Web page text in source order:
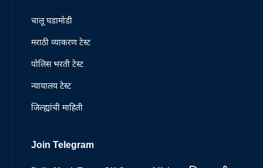
चालू घडामोडी
मराठी व्याकरण टेस्ट
पोलिस भरती टेस्ट
न्यायालय टेस्ट
जिल्ह्यांची माहिती
Join Telegram